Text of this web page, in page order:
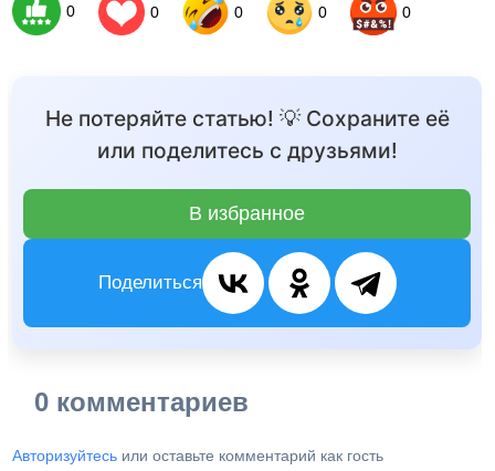
0 0 0 0 0
Не потеряйте статью! 💡 Сохраните её
или поделитесь с друзьями!
В избранное
Поделиться
0 комментариев
Авторизуйтесь или оставьте комментарий как гость